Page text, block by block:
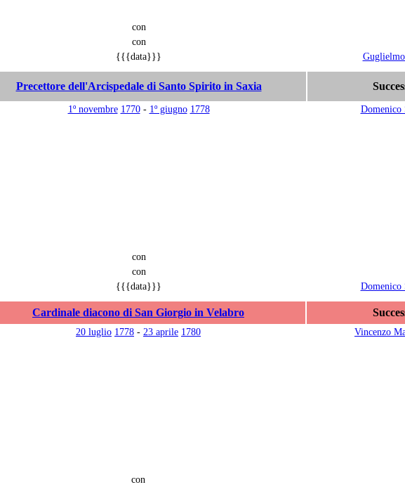
con
con
{{{data}}}
Precettore dell'Arcispedale di Santo Spirito in Saxia
1º novembre 1770- 1º giugno 1778 Domenico
con
con
{{{data}}} Domenico
Cardinale diacono di San Giorgio in Velabro
20 luglio 1778 - 23 aprile 1780 Vincenzo
con